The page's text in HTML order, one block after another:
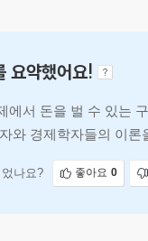
는 메커니즘
다
요롭게 만든다
요약했어요!
에서 돈을 벌 수 있는
와 경제학자들의 이
리를 이해할 수 있다고